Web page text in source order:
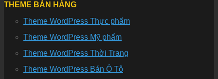
THEME BÁN HÀNG
Theme WordPress Thực phẩm
Theme WordPress Mỹ phẩm
Theme WordPress Thời Trang
Theme WordPress Bán Ô Tô